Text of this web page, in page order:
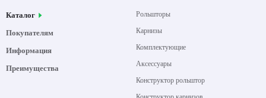
Каталог
Покупателям
Информация
Преимущества
Рольшторы
Карнизы
Комплектующие
Аксессуары
Конструктор рольштор